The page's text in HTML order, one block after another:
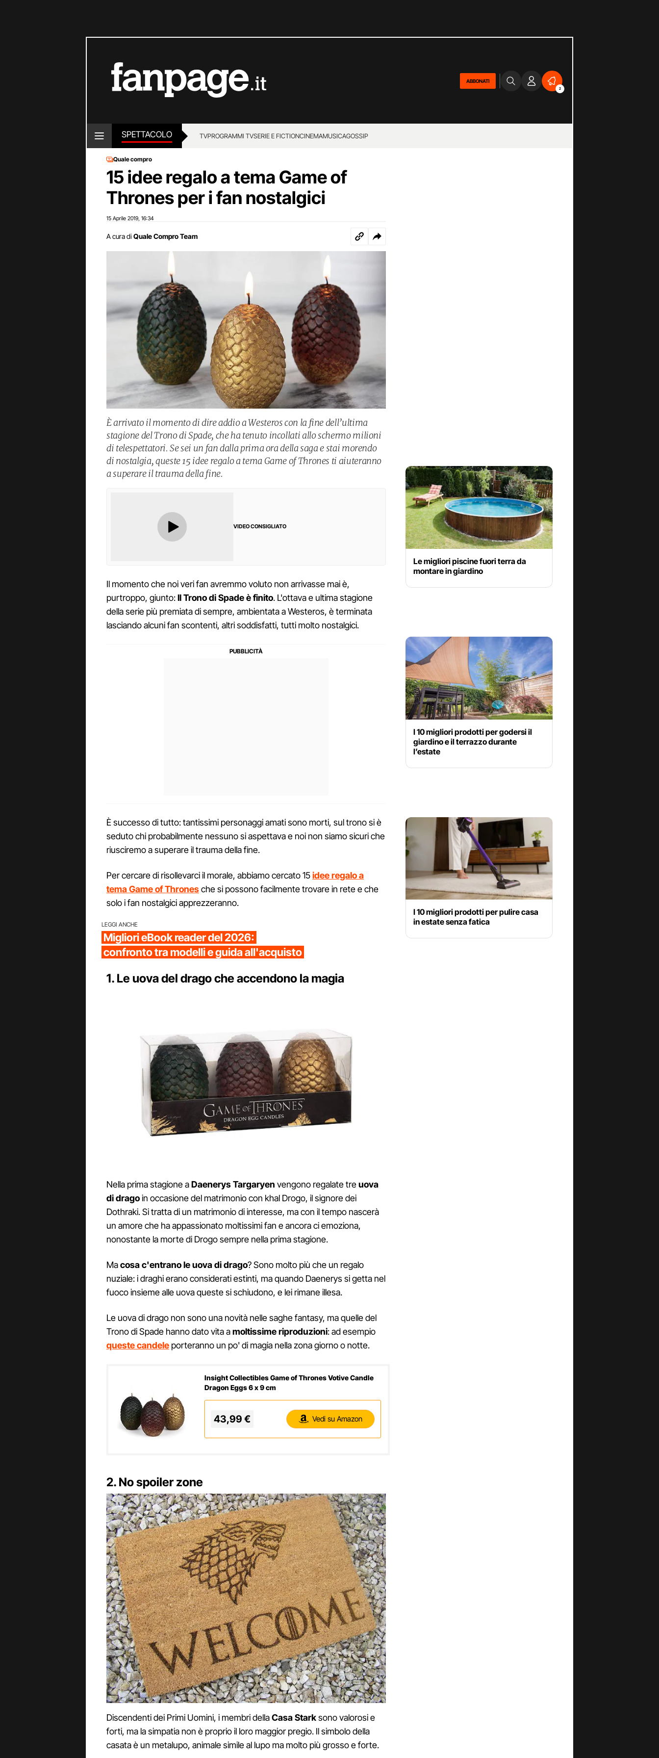
ABBONATI
2
SPETTACOLO TVPROGRAMMI TVSERIE E FICTIONCINEMAMUSICAGOSSIP
Quale compro
15 idee regalo a tema Game of
Thrones per i fan nostalgici
15 Aprile 2019 16:34
A cura di Quale Compro Team
È arrivato il momento di dire addio a Westeros con la fine dell’ultima
stagione del Trono di Spade, che ha tenuto incollati allo schermo milioni
di telespettatori. Se sei un fan dalla prima ora della saga e stai morendo
di nostalgia, queste 15 idee regalo a tema Game of Thrones ti aiuteranno
a superare il trauma della fine.
VIDEO CONSIGLIATO
Il momento che noi veri fan avremmo voluto non arrivasse mai è,
purtroppo, giunto:Il Trono di Spade è finito. L'ottava e ultima stagione
della serie più premiata di sempre, ambientata a Westeros, è terminata
lasciando alcuni fan scontenti, altri soddisfatti, tutti molto nostalgici.
È successo di tutto: tantissimi personaggi amati sono morti, sul trono si è
seduto chi probabilmente nessuno si aspettava e noi non siamo sicuri che
riusciremo a superare il trauma della fine.
Per cercare di risollevarci il morale, abbiamo cercato 15idee regalo a
tema Game of Thronesche si possono facilmente trovare in rete e che
solo i fan nostalgici apprezzeranno.
LEGGI ANCHE
Migliori eBook reader del 2026:
confronto tra modelli e guida all'acquisto
1. Le uova del drago che accendono la magia
Nella prima stagione aDaenerys Targaryen vengono regalate treuova
di dragoin occasione del matrimonio con khal Drogo, il signore dei
Dothraki. Si tratta di un matrimonio di interesse, ma con il tempo nascerà
un amore che ha appassionato moltissimi fan e ancora ci emoziona,
nonostante la morte di Drogo sempre nella prima stagione.
Macosa c'entrano le uova di drago? Sono molto più che un regalo
nuziale: i draghi erano considerati estinti, ma quando Daenerys si getta nel
fuoco insieme alle uova queste si schiudono, e lei rimane illesa.
Le uova di drago non sono una novità nelle saghe fantasy, ma quelle del
Trono di Spade hanno dato vita amoltissime riproduzioni: ad esempio
queste candele porteranno un po' di magia nella zona giorno o notte.
Insight Collectibles Game of Thrones Votive Candle
Dragon Eggs 6 x 9 cm
43,99 € Vedi su Amazon
2. No spoiler zone
Discendenti dei Primi Uomini, i membri dellaCasa Starksono valorosi e
forti, ma la simpatia non è proprio il loro maggior pregio. Il simbolo della
casata è un metalupo, animale simile al lupo ma molto più grosso e forte.
Le migliori piscine fuori terra da
montare in giardino
I 10 migliori prodotti per godersi il
giardino e il terrazzo durante
l’estate
I 10 migliori prodotti per pulire casa
in estate senza fatica